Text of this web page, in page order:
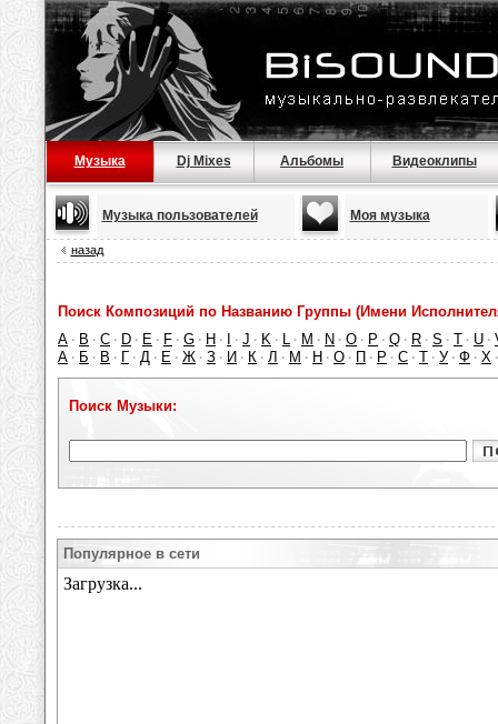
Музыка Dj Mixes Альбомы Видеоклипы
Музыка пользователей Моя музыка
назад
Поиск Композиций по Названию Группы (Имени
A · B · C · D · E · F · G · H · · J · K · L · M · N · O · P · Q · R · S · T · U ·
А · Б · В · Г · Д · Е · Ж · З · И · К · Л · М · Н · О · П · Р · С · Т · У · Ф · Х
Поиск Музыки:
Популярное в сети